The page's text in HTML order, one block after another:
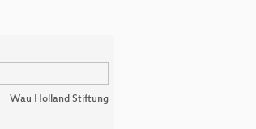
Wau Holland Stiftung